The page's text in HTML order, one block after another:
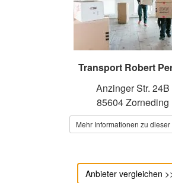
Transport Robert
Anzinger Str. 24B
85604 Zorneding
Mehr Informationen zu dieser
Anbieter vergleichen